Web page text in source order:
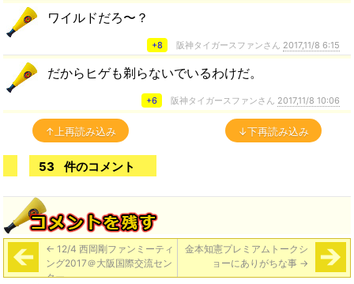
ワイルドだろ〜？
+8 阪神タイガースファンさん 2017,11/8 6:15
だからヒゲも剃らないでいるわけだ。
+6 阪神タイガースファンさん 2017,11/8 10:06
↑上再読み込み ↓下再読み込み
53 件のコメント
← 12/4 西岡剛ファンミーティ
ング2017＠大阪国際交流セン
ター
金本知憲プレミアムトークシ
ョー​にありがちな事 →